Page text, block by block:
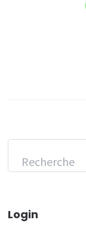
Login